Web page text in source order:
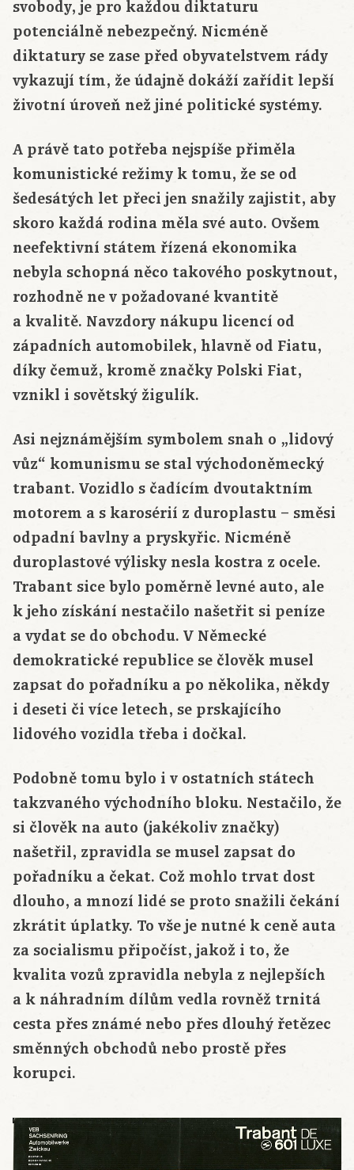
svobody, je pro každou diktaturu
potenciálně nebezpečný. Nicméně
diktatury se zase před obyvatelstvem rády
vykazují tím, že údajně dokáží zařídit lepší
životní úroveň než jiné politické systémy.
A právě tato potřeba nejspíše přiměla
komunistické režimy k tomu, že se od
šedesátých let přeci jen snažily zajistit, aby
skoro každá rodina měla své auto. Ovšem
neefektivní státem řízená ekonomika
nebyla schopná něco takového poskytnout,
rozhodně ne v požadované kvantitě
a kvalitě. Navzdory nákupu licencí od
západních automobilek, hlavně od Fiatu,
díky čemuž, kromě značky Polski Fiat,
vznikl i sovětský žigulík.
Asi nejznámějším symbolem snah o „lidový
vůz“ komunismu se stal východoněmecký
trabant. Vozidlo s čadícím dvoutaktním
motorem a s karosérií z duroplastu – směsi
odpadní bavlny a pryskyřic. Nicméně
duroplastové výlisky nesla kostra z ocele.
Trabant sice bylo poměrně levné auto, ale
k jeho získání nestačilo našetřit si peníze
a vydat se do obchodu. V Německé
demokratické republice se člověk musel
zapsat do pořadníku a po několika, někdy
i deseti či více letech, se prskajícího
lidového vozidla třeba i dočkal.
Podobně tomu bylo i v ostatních státech
takzvaného východního bloku. Nestačilo, že
si člověk na auto (jakékoliv značky)
našetřil, zpravidla se musel zapsat do
pořadníku a čekat. Což mohlo trvat dost
dlouho, a mnozí lidé se proto snažili čekání
zkrátit úplatky. To vše je nutné k ceně auta
za socialismu připočíst, jakož i to, že
kvalita vozů zpravidla nebyla z nejlepších
a k náhradním dílům vedla rovněž trnitá
cesta přes známé nebo přes dlouhý řetězec
směnných obchodů nebo prostě přes
korupci.